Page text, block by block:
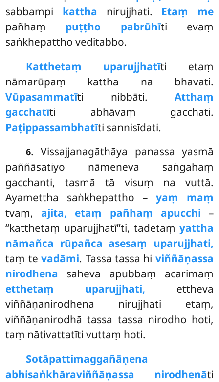
sabbampi kattha nirujjhati. Etaṃ me
pañhaṃ puṭṭho pabrūhīti evaṃ
saṅkhepattho veditabbo.
Katthetaṃ uparujjhatīti etaṃ
nāmarūpaṃ kattha na bhavati.
Vūpasammatīti nibbāti. Atthaṃ
gacchatīti abhāvaṃ gacchati.
Paṭippassambhatīti sannisīdati.
6. Vissajjanagāthāya panassa yasmā
paññāsatiyo nāmeneva saṅgahaṃ
gacchanti, tasmā tā visuṃ na vuttā.
Ayamettha saṅkhepattho – yaṃ maṃ
tvaṃ, ajita, etaṃ pañhaṃ apucchi –
‘‘katthetaṃ uparujjhatī’’ti, tadetaṃ yattha
nāmañca rūpañca asesaṃ uparujjhati,
taṃ tevadāmi. Tassa tassa hi viññāṇassa
nirodhena saheva apubbaṃ acarimaṃ
etthetaṃ uparujjhati, ettheva
viññāṇanirodhena nirujjhati etaṃ,
viññāṇanirodhā tassa tassa nirodho hoti,
taṃ nātivattatīti vuttaṃ hoti.
Sotāpattimaggañāṇena
abhisaṅkhāraviññāṇassa nirodhenāti